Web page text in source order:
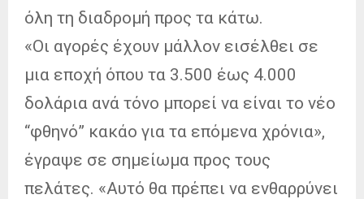
όλη τη διαδρομή προς τα κάτω.
«Οι αγορές έχουν μάλλον εισέλθει σε
μια εποχή όπου τα 3.500 έως 4.000
δολάρια ανά τόνο μπορεί να είναι το νέο
“φθηνό” κακάο για τα επόμενα χρόνια»,
έγραψε σε σημείωμα προς τους
πελάτες. «Αυτό θα πρέπει να ενθαρρύνει